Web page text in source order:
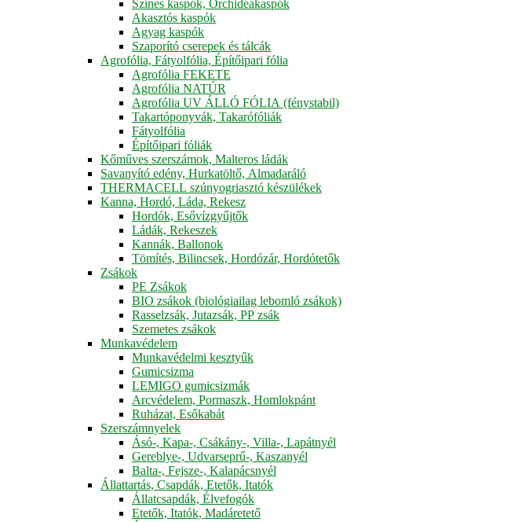
Színes kaspók, Orchideakaspók
Akasztós kaspók
Agyag kaspók
Szaporító cserepek és tálcák
Agrofólia, Fátyolfólia, Építőipari fólia
Agrofólia FEKETE
Agrofólia NATÚR
Agrofólia UV ÁLLÓ FÓLIA (fénystabil)
Takartóponyvák, Takarófóliák
Fátyolfólia
Építőipari fóliák
Kőműves szerszámok, Malteros ládák
Savanyító edény, Hurkatöltő, Almadaráló
THERMACELL szúnyogriasztó készülékek
Kanna, Hordó, Láda, Rekesz
Hordók, Esővízgyűjtők
Ládák, Rekeszek
Kannák, Ballonok
Tömítés, Bilincsek, Hordózár, Hordótetők
Zsákok
PE Zsákok
BIO zsákok (biológiailag lebomló zsákok)
Rasselzsák, Jutazsák, PP zsák
Szemetes zsákok
Munkavédelem
Munkavédelmi kesztyűk
Gumicsizma
LEMIGO gumicsizmák
Arcvédelem, Pormaszk, Homlokpánt
Ruházat, Esőkabát
Szerszámnyelek
Ásó-, Kapa-, Csákány-, Villa-, Lapátnyél
Gereblye-, Udvarseprű-, Kaszanyél
Balta-, Fejsze-, Kalapácsnyél
Állattartás, Csapdák, Etetők, Itatók
Állatcsapdák, Élvefogók
Etetők, Itatók, Madáretető